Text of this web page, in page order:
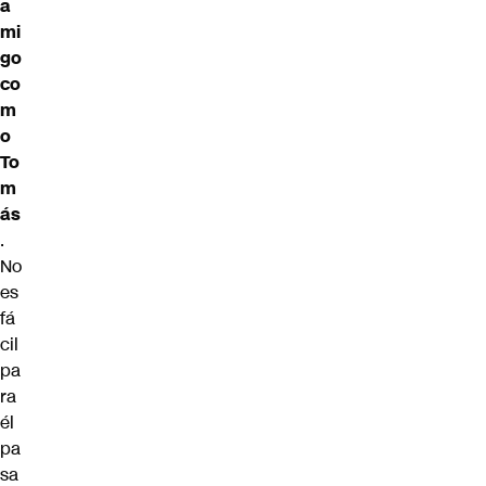
a
mi
go
co
m
o
To
m
ás
.
No
es
fá
cil
pa
ra
él
pa
sa